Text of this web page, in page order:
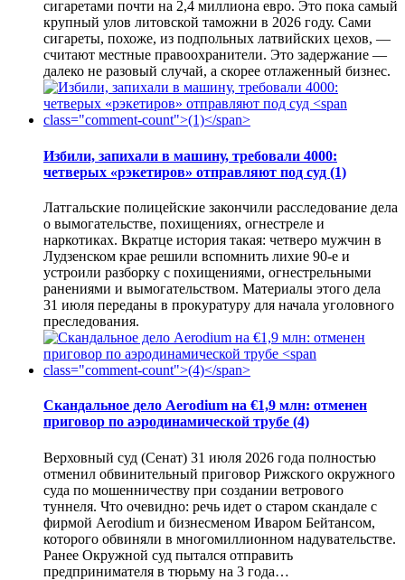
сигаретами почти на 2,4 миллиона евро. Это пока самый
крупный улов литовской таможни в 2026 году. Сами
сигареты, похоже, из подпольных латвийских цехов, —
считают местные правоохранители. Это задержание —
далеко не разовый случай, а скорее отлаженный бизнес.
Избили, запихали в машину, требовали 4000:
четверых «рэкетиров» отправляют под суд (1)
Латгальские полицейские закончили расследование дела
о вымогательстве, похищениях, огнестреле и
наркотиках. Вкратце история такая: четверо мужчин в
Лудзенском крае решили вспомнить лихие 90-е и
устроили разборку с похищениями, огнестрельными
ранениями и вымогательством. Материалы этого дела
31 июля переданы в прокуратуру для начала уголовного
преследования.
Скандальное дело Aerodium на €1,9 млн: отменен
приговор по аэродинамической трубе (4)
Верховный суд (Сенат) 31 июля 2026 года полностью
отменил обвинительный приговор Рижского окружного
суда по мошенничеству при создании ветрового
туннеля. Что очевидно: речь идет о старом скандале с
фирмой Aerodium и бизнесменом Иваром Бейтансом,
которого обвиняли в многомиллионном надувательстве.
Ранее Окружной суд пытался отправить
предпринимателя в тюрьму на 3 года…